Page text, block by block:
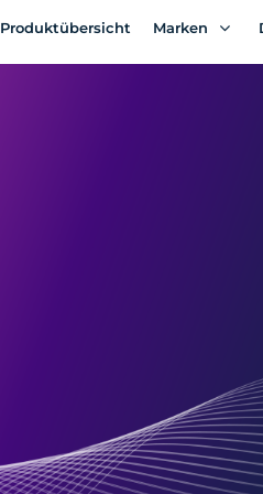
Produktübersicht Marken
Produktübersicht Marken